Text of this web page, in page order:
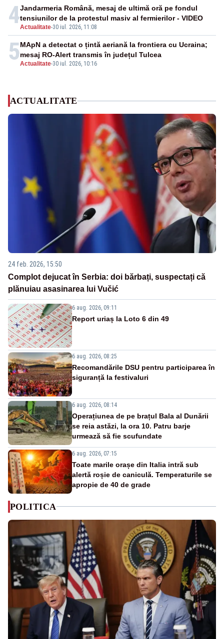
4Actualitate-30 iul. 2026, 11:08
Jandarmeria Română, mesaj de ultimă oră pe fondul
tensiunilor de la protestul masiv al fermierilor - VIDEO
5Actualitate-30 iul. 2026, 10:16
MApN a detectat o țintă aeriană la frontiera cu Ucraina;
mesaj RO-Alert transmis în județul Tulcea
ACTUALITATE
24 feb. 2026, 15:50
Complot dejucat în Serbia: doi bărbați, suspectați că
plănuiau asasinarea lui Vučić
6 aug. 2026, 09:11
Report uriaș la Loto 6 din 49
6 aug. 2026, 08:25
Recomandările DSU pentru participarea în
siguranță la festivaluri
6 aug. 2026, 08:14
Operațiunea de pe brațul Bala al Dunării
se reia astăzi, la ora 10. Patru barje
urmează să fie scufundate
6 aug. 2026, 07:15
Toate marile orașe din Italia intră sub
alertă roșie de caniculă. Temperaturile se
apropie de 40 de grade
POLITICA